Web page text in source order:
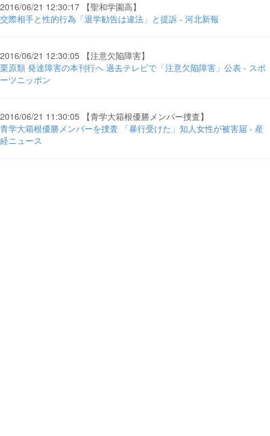
2016/06/21 12:30:17 【聖和学園高】
交際相手と性的行為「退学勧告は違法」と提訴 - 河北新報
2016/06/21 12:30:05 【注意欠陥障害】
栗原類 発達障害の本刊行へ 過去テレビで「注意欠陥障害」公表 - スポ
ーツニッポン
2016/06/21 11:30:05 【青学大箱根優勝メンバー捜査】
青学大箱根優勝メンバーを捜査 「暴行受けた」知人女性が被害届 - 産
経ニュース